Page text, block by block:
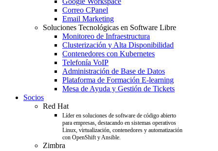
Correo CPanel
Email Marketing
Soluciones Tecnológicas en Software Libre
Monitoreo de Infraestructura
Clusterización y Alta Disponibilidad
Contenedores con Kubernetes
Telefonía VoIP
Administración de Base de Datos
Plataforma de Formación E-learning
Mesa de Ayuda y Gestión de Tickets
Socios
Red Hat
Líder en soluciones de software de código abierto
para empresas, destacando en sistemas operativos
Linux, virtualización, contenedores y automatización
con OpenShift y Ansible.
Zimbra